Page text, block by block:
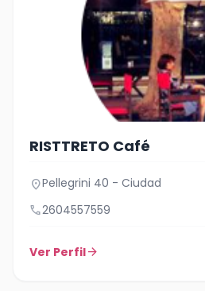
RISTTRETO Café
location_onPellegrini 40 - Ciudad
call2604557559
Ver Perfilarrow_forward